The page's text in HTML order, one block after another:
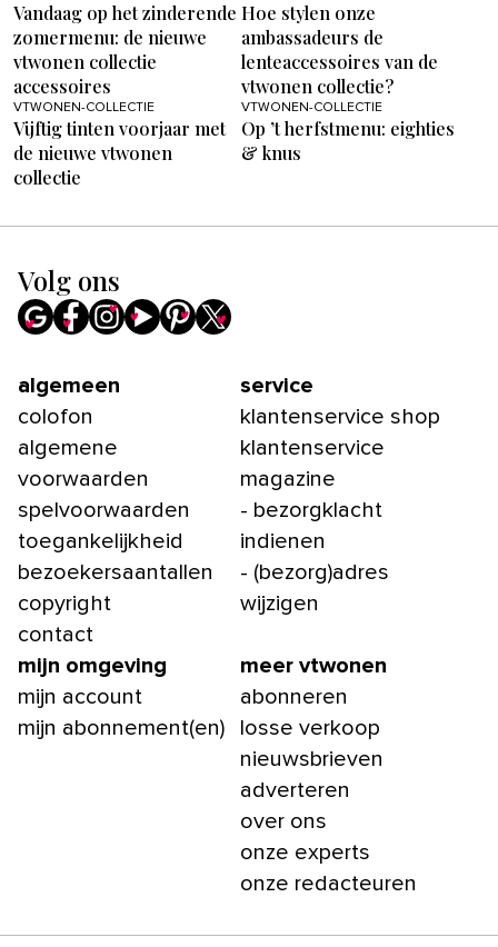
Vandaag op het zinderende
zomermenu: de nieuwe
vtwonen collectie
accessoires
Hoe stylen onze
ambassadeurs de
lenteaccessoires van de
vtwonen collectie?
VTWONEN-COLLECTIE
Vijftig tinten voorjaar met
de nieuwe vtwonen
collectie
VTWONEN-COLLECTIE
Op ’t herfstmenu: eighties
& knus
Volg ons
algemeen
colofon
algemene
voorwaarden
spelvoorwaarden
toegankelijkheid
bezoekersaantallen
copyright
contact
service
klantenservice shop
klantenservice
magazine
- bezorgklacht
indienen
- (bezorg)adres
wijzigen
mijn omgeving
mijn account
mijn abonnement(en)
meer vtwonen
abonneren
losse verkoop
nieuwsbrieven
adverteren
over ons
onze experts
onze redacteuren